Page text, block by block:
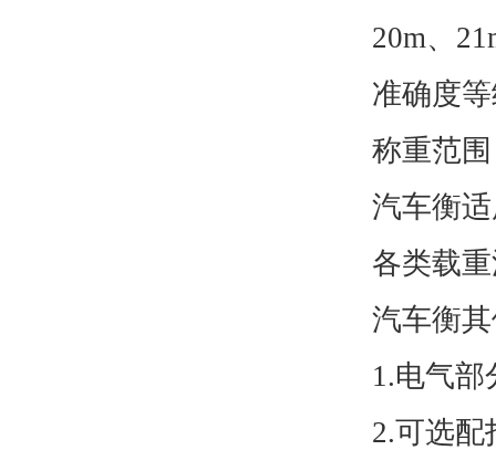
20m、
准确度
称重范
汽车
各类载
汽车衡
1.电气
2.可选配